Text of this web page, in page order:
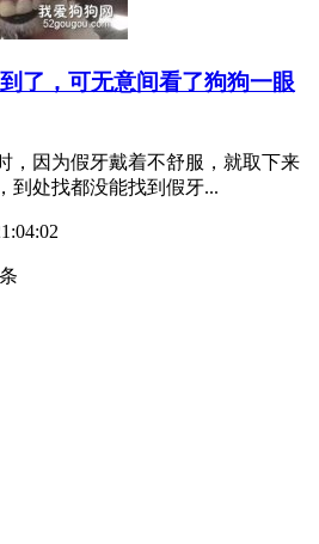
了，可无意间看了狗狗一眼
，因为假牙戴着不舒服，就取下来
到处找都没能找到假牙...